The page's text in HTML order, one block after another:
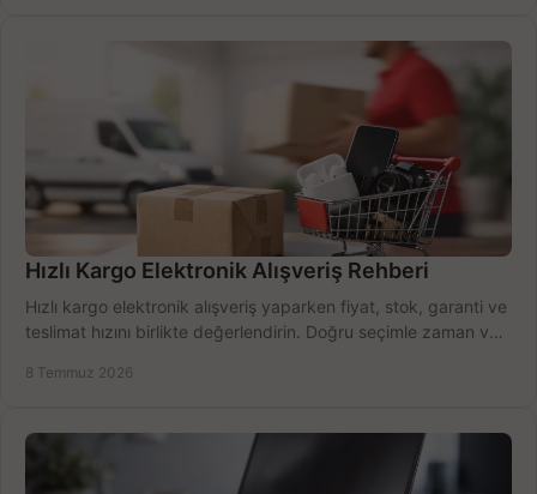
Hızlı Kargo Elektronik Alışveriş Rehberi
Hızlı kargo elektronik alışveriş yaparken fiyat, stok, garanti ve
teslimat hızını birlikte değerlendirin. Doğru seçimle zaman ve
8 Temmuz 2026